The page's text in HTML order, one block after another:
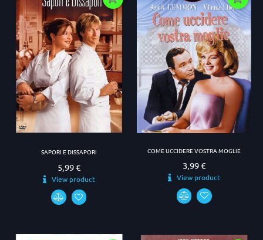
SAPORI E DISSAPORI
Prezzo
5,99 €
View product
COME UCCIDERE VOSTRA MOGLIE
Prezzo
3,99 €
View product